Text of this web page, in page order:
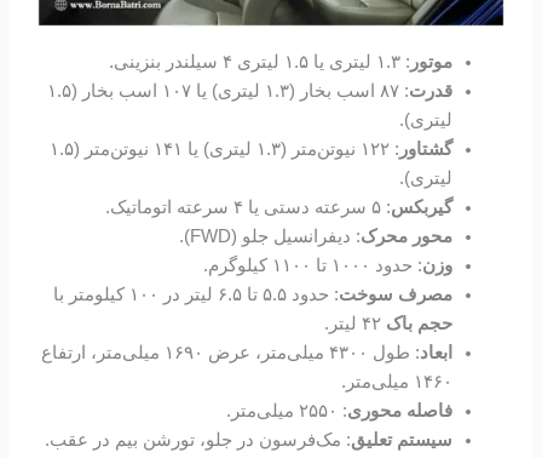
موتور : ۱.۳ لیتری یا ۱.۵ لیتری ۴ سیلندر بنزینی.
قدرت
: ۸۷ اسب بخار (۱.۳ لیتری) یا ۱۰۷ اسب بخار (۱.۵
لیتری).
گشتاور
: ۱۲۲ نیوتن‌متر (۱.۳ لیتری) یا ۱۴۱ نیوتن‌متر (۱.۵
لیتری).
گیربکس: ۵ سرعته دستی یا ۴ سرعته اتوماتیک.
محور محرک: دیفرانسیل جلو (FWD).
وزن: حدود ۱۰۰۰ تا ۱۱۰۰ کیلوگرم.
مصرف سوخت: حدود ۵.۵ تا ۶.۵ لیتر در ۱۰۰ کیلومتر با
حجم باک
ابعاد
: طول ۴۳۰۰ میلی‌متر، عرض ۱۶۹۰ میلی‌متر، ارتفاع
۱۴۶۰ میلی‌متر.
فاصله محوری: ۲۵۵۰ میلی‌متر.
سیستم تعلیق: مک‌فرسون در جلو، تورشن بیم در عقب.